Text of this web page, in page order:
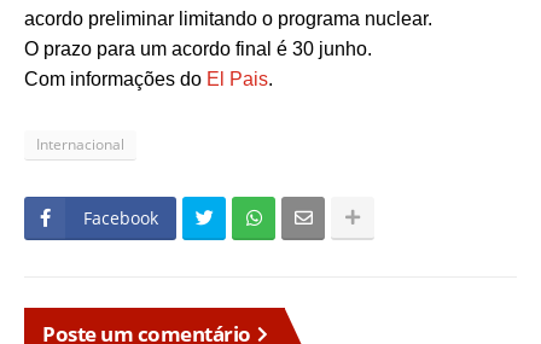
acordo preliminar limitando o programa nuclear.
O prazo para um acordo final é 30 junho.
Com informações do El Pais.
Internacional
Facebook
Poste um comentário